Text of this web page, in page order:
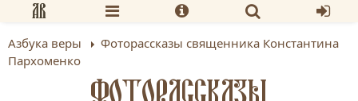
Азбука веры
Фоторассказы священника Константина
Пархоменко